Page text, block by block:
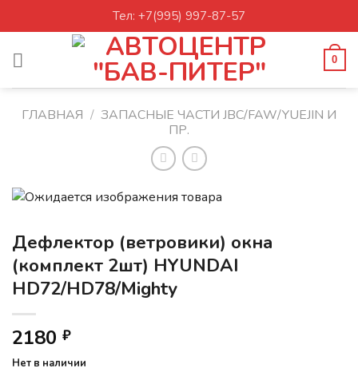
to
Тел: +7(995) 997-87-57
0
ГЛАВНАЯ / ЗАПАСНЫЕ ЧАСТИ JBC/FAW/YUEJIN И
ПР.
Дефлектор (ветровики) окна
(комплект 2шт) HYUNDAI
HD72/HD78/Mighty
2180 ₽
Нет в наличии